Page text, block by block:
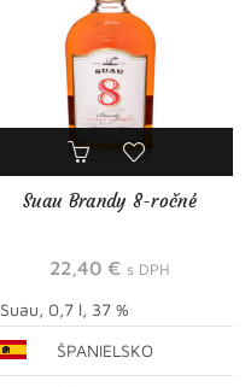
Suau Brandy 8-ročné
22,40 € s DPH
Suau, 0,7 l, 37 %
ŠPANIELSKO